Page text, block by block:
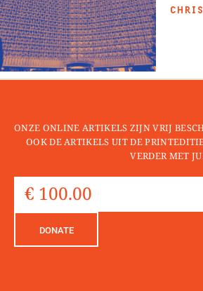
ONZE ONLINE ARTIKELS ZIJN VRIJ
OOK DE ARTIKELS UIT DE
VERDER MET
DONATE